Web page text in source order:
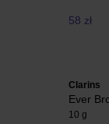
58 zł
Clarins
Ever
10 g